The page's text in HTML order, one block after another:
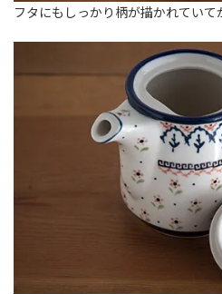
フタにもしっかり柄が描かれていて